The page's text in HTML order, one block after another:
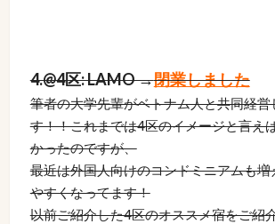
4.@4区: LAMO →閉業しました
筆者の大学先輩がベトナム人と共同経営
す！！これまでは4区のイメージと言え
かったのですが、
最近は外国人向けのコンドミニアムも増
やすくなってます！
以前ご紹介した4区のオススメ宿をご紹